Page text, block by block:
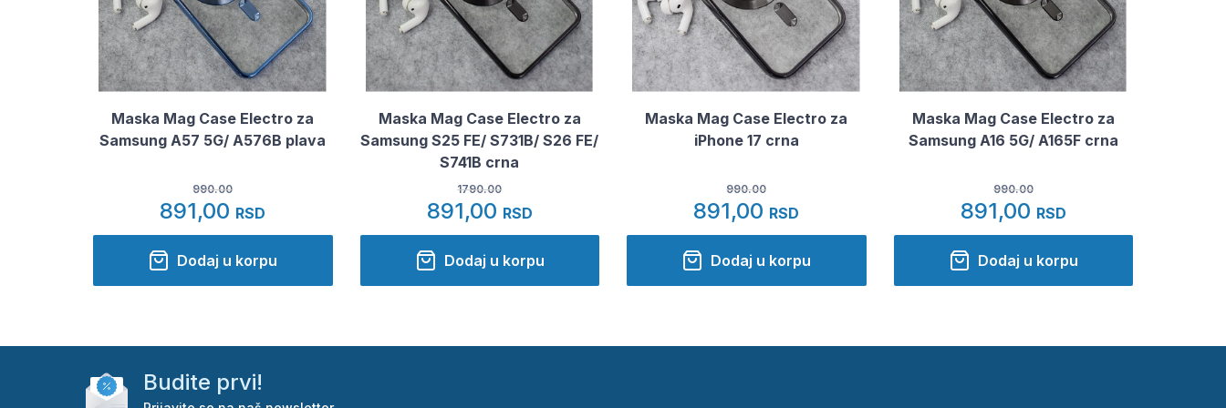
Maska Mag Case Electro za
Samsung A57 5G/ A576B plava
990.00
891,00 RSD
Dodaj u korpu
Maska Mag Case Electro za
Samsung S25 FE/ S731B/ S26 FE/
S741B crna
1790.00
891,00 RSD
Dodaj u korpu
Maska Mag Case Electro za
iPhone 17 crna
990.00
891,00 RSD
Dodaj u korpu
Maska Mag Case Electro za
Samsung A16 5G/ A165F crna
990.00
891,00 RSD
Dodaj u korpu
Budite prvi!